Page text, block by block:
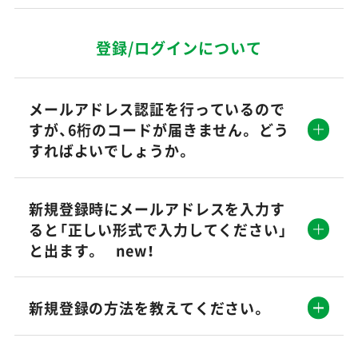
登録/ログインについて
メールアドレス認証を行っているので
すが、6桁のコードが届きません。 どう
すればよいでしょうか。
新規登録時にメールアドレスを入力す
ると「正しい形式で入力してください」
と出ます。 new！
新規登録の方法を教えてください。